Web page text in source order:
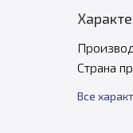
Страна
Все